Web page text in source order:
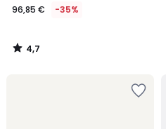
96,85 € -35%
4,7
/